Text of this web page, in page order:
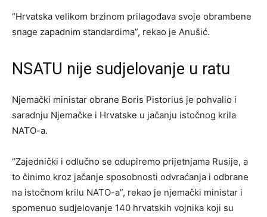
“Hrvatska velikom brzinom prilagođava svoje obrambene
snage zapadnim standardima”, rekao je Anušić.
NSATU nije sudjelovanje u ratu
Njemački ministar obrane Boris Pistorius je pohvalio i
saradnju Njemačke i Hrvatske u jačanju istočnog krila
NATO-a.
“Zajednički i odlučno se odupiremo prijetnjama Rusije, a
to činimo kroz jačanje sposobnosti odvraćanja i odbrane
na istočnom krilu NATO-a”, rekao je njemački ministar i
spomenuo sudjelovanje 140 hrvatskih vojnika koji su